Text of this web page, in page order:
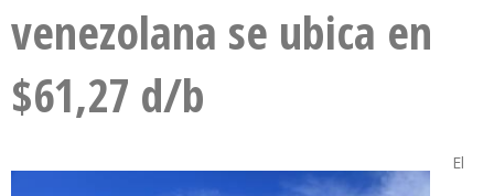
venezolana se ubica en
$61,27 d/b
El